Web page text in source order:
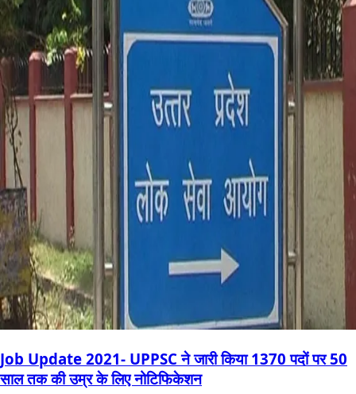
Job Update 2021- UPPSC ने जारी किया 1370 पदों पर 50
साल तक की उम्र के लिए नोटिफिकेशन